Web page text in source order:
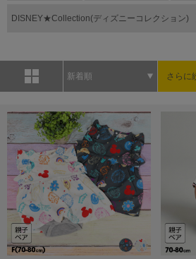
DISNEY★Collection(ディズニーコレクション)
新着順 さらに